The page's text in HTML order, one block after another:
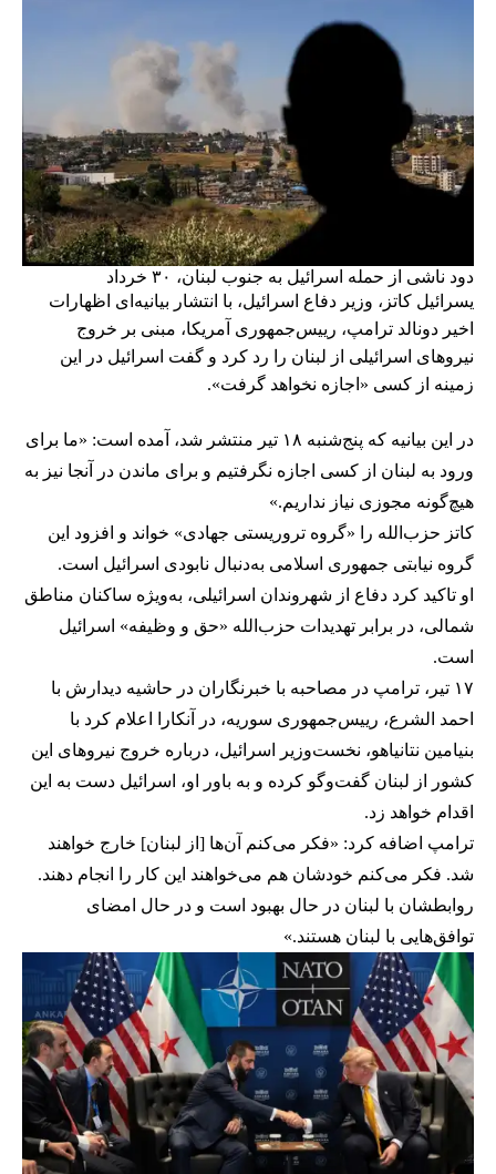
دود ناشی از حمله اسرائیل به جنوب لبنان، ۳۰ خرداد
یسرائیل کاتز، وزیر دفاع اسرائیل، با انتشار بیانیه‌ای اظهارات
اخیر دونالد ترامپ، رییس‌جمهوری آمریکا، مبنی بر خروج
نیروهای اسرائیلی از لبنان را رد کرد و گفت اسرائیل در این
زمینه از کسی «اجازه نخواهد گرفت».
در این بیانیه که پنج‌شنبه ۱۸ تیر منتشر شد، آمده است: «ما برای
ورود به لبنان از کسی اجازه نگرفتیم و برای ماندن در آنجا نیز به
هیچ‌گونه مجوزی نیاز نداریم.»
کاتز حزب‌الله را «گروه تروریستی جهادی» خواند و افزود این
گروه نیابتی جمهوری اسلامی به‌دنبال نابودی اسرائیل است.
او تاکید کرد دفاع از شهروندان اسرائیلی، به‌ویژه ساکنان مناطق
شمالی، در برابر تهدیدات حزب‌الله «حق و وظیفه» اسرائیل
است.
۱۷ تیر، ترامپ در مصاحبه با خبرنگاران در حاشیه دیدارش با
احمد الشرع، رییس‌جمهوری سوریه، در آنکارا اعلام کرد با
بنیامین نتانیاهو، نخست‌وزیر اسرائیل، درباره خروج نیروهای این
کشور از لبنان گفت‌وگو کرده و به باور او، اسرائیل دست به این
اقدام خواهد زد.
ترامپ اضافه کرد: «فکر می‌کنم آن‌ها [از لبنان] خارج خواهند
شد. فکر می‌کنم خودشان هم می‌خواهند این کار را انجام دهند.
روابطشان با لبنان در حال بهبود است و در حال امضای
توافق‌هایی با لبنان هستند.»